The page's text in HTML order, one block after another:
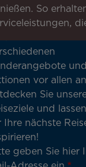
und
vor allen
Sie
und
Ihre nächste
geben Sie hier
So